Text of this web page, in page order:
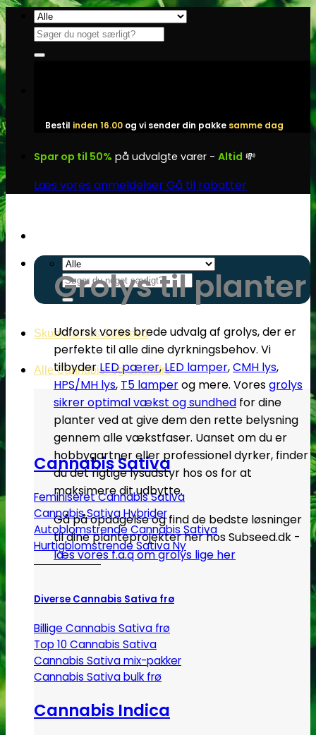
Fortsæt
indhold
Søg
efter:
Bestil inden 16.00 og vi sender din pakke samme dag
Spar op til 50% på udvalgte varer - Altid 💸
Læs vores anmeldelserGå til rabatter
Søg
efter:
Skunkfrø hos Subseed
Alle Cannabis -og Skunkfrø
Cannabis Sativa
Feminiseret Cannabis Sativa
Cannabis Sativa Hybrider
Autoblomstrende Cannabis Sativa
Hurtigblomstrende Sativa
Diverse Cannabis Sativa frø
Billige Cannabis Sativa frø
Top 10 Cannabis Sativa
Cannabis Sativa mix-pakker
Cannabis Sativa bulk frø
Cannabis Indica
Grolys til planter
Udforsk vores brede udvalg af grolys, der er
perfekte til alle dine dyrkningsbehov. Vi
tilbyderLED pærer,LED lamper,CMH lys,
HPS/MH lys, T5 lamperog mere. Voresgrolys
sikrer optimal vækst og sundhed for dine
planter ved at give dem den rette belysning
gennem alle vækstfaser. Uanset om du er
hobbygartner eller professionel dyrker, finder
du det rigtige lysudstyr hos os for at
maksimere dit udbytte.
Gå på opdagelse og find de bedste løsninger
til dine planteprojekter her hos Subseed.dk -
læs vores f.a.q om grolys lige her